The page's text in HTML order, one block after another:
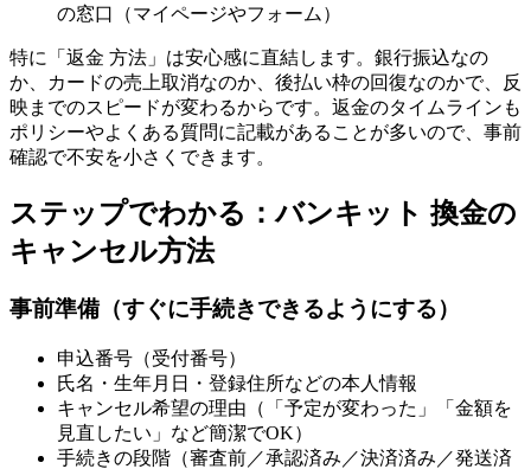
の窓口（マイページやフォーム）
特に「返金 方法」は安心感に直結します。銀行振込なの
か、カードの売上取消なのか、後払い枠の回復なのかで、反
映までのスピードが変わるからです。返金のタイムラインも
ポリシーやよくある質問に記載があることが多いので、事前
確認で不安を小さくできます。
ステップでわかる：バンキット 換金の
キャンセル方法
事前準備（すぐに手続きできるようにする）
申込番号（受付番号）
氏名・生年月日・登録住所などの本人情報
キャンセル希望の理由（「予定が変わった」「金額を
見直したい」など簡潔でOK）
手続きの段階（審査前／承認済み／決済済み／発送済